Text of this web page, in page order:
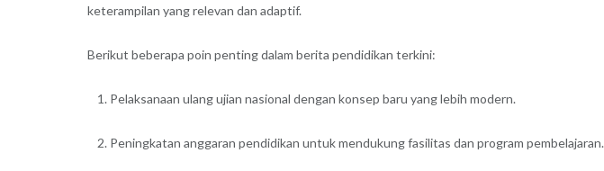
keterampilan yang relevan dan adaptif.
Berikut beberapa poin penting dalam berita pendidikan terkini:
Pelaksanaan ulang ujian nasional dengan konsep baru yang lebih modern.
Peningkatan anggaran pendidikan untuk mendukung fasilitas dan program pembelajaran.